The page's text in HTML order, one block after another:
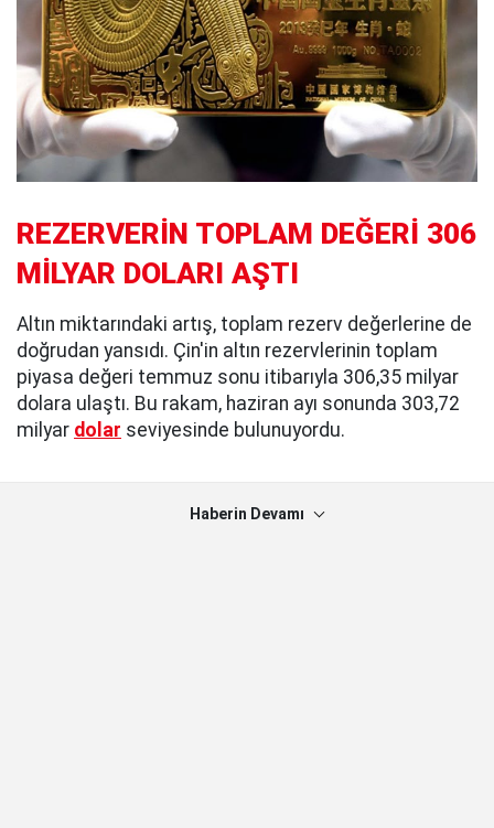
REZERVERİN TOPLAM DEĞERİ 306
MİLYAR DOLARI AŞTI
Altın miktarındaki artış, toplam rezerv değerlerine de
doğrudan yansıdı. Çin'in altın rezervlerinin toplam
piyasa değeri temmuz sonu itibarıyla 306,35 milyar
dolara ulaştı. Bu rakam, haziran ayı sonunda 303,72
milyar dolar seviyesinde bulunuyordu.
Haberin Devamı